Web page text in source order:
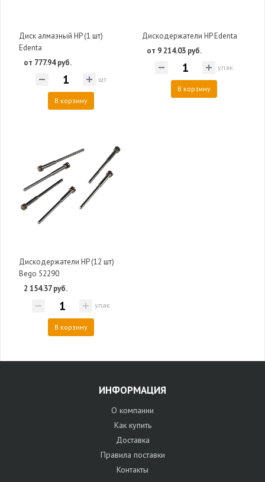
Диск алмазный HP (1 шт)
Edenta
от 777.94 руб.
шт
В корзину
Дискодержатели HP Edenta
от 9 214.03 руб.
упак
В корзину
Дискодержатели HP (12 шт)
Bego 52290
2 154.37 руб.
упак
В корзину
ИНФОРМАЦИЯ
О компании
Как купить
Доставка
Правила поставки
Контакты